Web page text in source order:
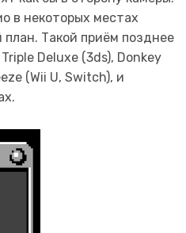
в некоторых местах
Такой приём позднее
Deluxe (3ds), Donkey
(Wii U, Switch), и